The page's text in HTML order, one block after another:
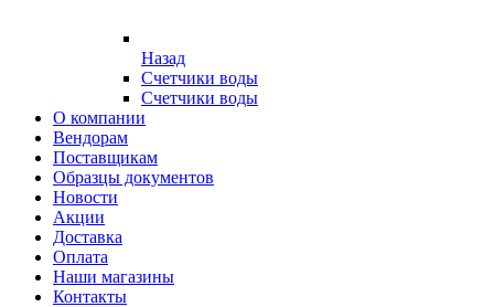
Назад
Счетчики воды
Счетчики воды
О компании
Вендорам
Поставщикам
Образцы документов
Новости
Акции
Доставка
Оплата
Наши магазины
Контакты